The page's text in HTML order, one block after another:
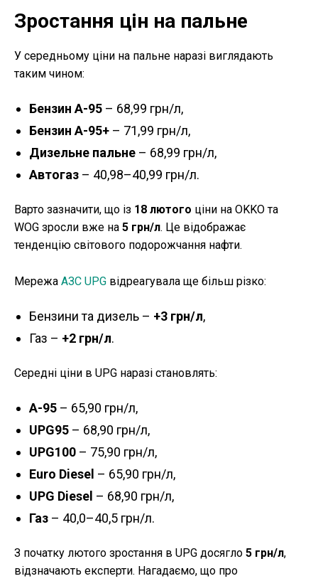
Зростання цін на пальне
У середньому ціни на пальне наразі виглядають
таким чином:
Бензин А-95 – 68,99 грн/л,
Бензин А-95+ – 71,99 грн/л,
Дизельне пальне – 68,99 грн/л,
Автогаз – 40,98–40,99 грн/л.
Варто зазначити, що із 18 лютого ціни на OKKO та
WOG зросли вже на 5 грн/л. Це відображає
тенденцію світового подорожчання нафти.
Мережа АЗС UPG відреагувала ще більш різко:
Бензини та дизель – +3 грн/л,
Газ – +2 грн/л.
Середні ціни в UPG наразі становлять:
А-95 – 65,90 грн/л,
UPG95 – 68,90 грн/л,
UPG100 – 75,90 грн/л,
Euro Diesel – 65,90 грн/л,
UPG Diesel – 68,90 грн/л,
Газ – 40,0–40,5 грн/л.
З початку лютого зростання в UPG досягло 5 грн/л,
відзначають експерти. Нагадаємо, що про